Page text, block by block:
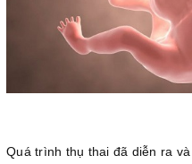
Quá trình thụ thai đã diễn ra